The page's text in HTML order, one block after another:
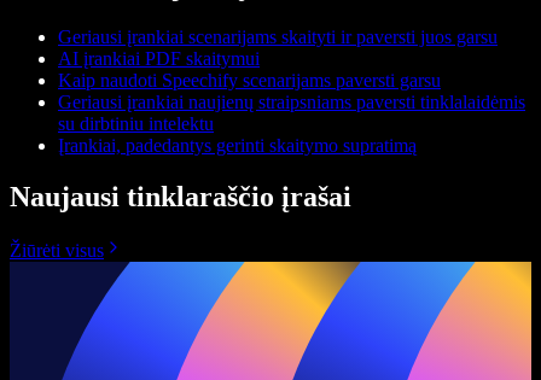
Geriausi įrankiai scenarijams skaityti ir paversti juos garsu
AI įrankiai PDF skaitymui
Kaip naudoti Speechify scenarijams paversti garsu
Geriausi įrankiai naujienų straipsniams paversti tinklalaidėmis
su dirbtiniu intelektu
Įrankiai, padedantys gerinti skaitymo supratimą
Naujausi tinklaraščio įrašai
Žiūrėti visus